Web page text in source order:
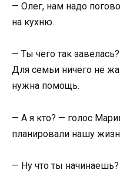
— Олег, нам надо
на кухню.
— Ты чего так
Для семьи ничего не
нужна помощь.
— А я кто? — голос
планировали нашу
— Ну что ты